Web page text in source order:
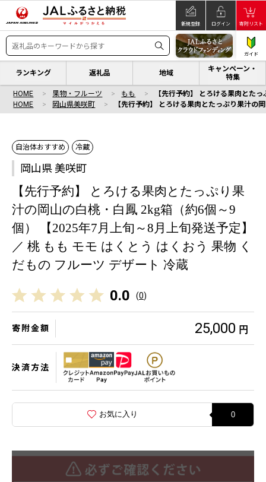
新規登録 ログイン 寄附リスト
ガイド
ランキング 返礼品 地域
キャンペーン・
特集
HOME 果物・フルーツ もも
【先行予約】 とろける果肉とた
HOME
岡山県美咲町 【先行予約】 とろける果肉とたっぷり果汁
自治体おすすめ 冷蔵
岡山県 美咲町
【先行予約】 とろける果肉とたっぷり果
汁の岡山の白桃・白鳳 2kg箱（約6個～9
個） 【2025年7月上旬～8月上旬発送予定】
／ 桃 もも モモ はくとう はくおう 果物 く
だもの フルーツ デザート 冷蔵
0.0 (0)
寄附金額 25,000 円
決済方法
お気に入り 0